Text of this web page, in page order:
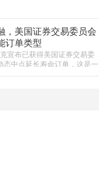
，美国证券交易委员会
订单类型
宣布已获得美国证券交易委
态中点延长寿命订单，这是一